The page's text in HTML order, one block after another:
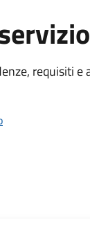
requisiti